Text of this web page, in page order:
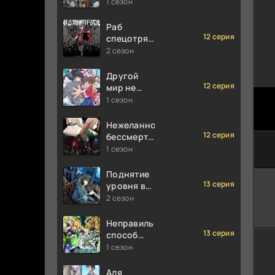
Раб
спецотряда
демонического
2 сезон
12 серия
Другой
мир не
может
силе
мгновенной
смерти
1 сезон
12 серия
Нежеланно
бессмертный
авантюрист
1 сезон
12 серия
Поднятие
уровня в
одиночку
2 сезон
13 серия
Неправильный
способ
использования
магии
1 сезон
13 серия
Аля